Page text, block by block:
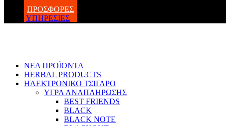
ΠΡΟΣΦΟΡΕΣ
ΥΠΗΡΕΣΙΕΣ
ΝΕΑ ΠΡΟΪΟΝΤΑ
HERBAL PRODUCTS
ΗΛΕΚΤΡΟΝΙΚΟ ΤΣΙΓΑΡΟ
ΥΓΡΑ ΑΝΑΠΛΗΡΩΣΗΣ
BEST FRIENDS
BLACK
BLACK NOTE